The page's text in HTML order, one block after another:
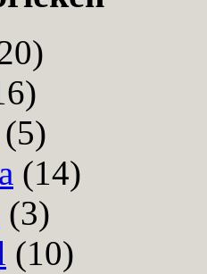
(5)
(14)
(3)
(10)